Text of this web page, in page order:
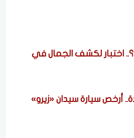
اختبار لكشف الجمال في
أرخص سيارة سيدان «زيرو»